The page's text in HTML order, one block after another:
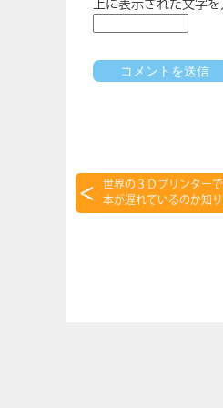
上に表示された文字を
世界の３Ｄプリンター
本が遅れているのか知